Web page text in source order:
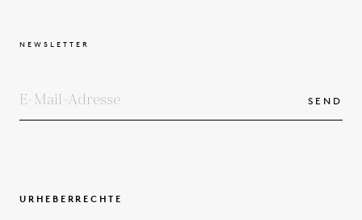
NEWSLETTER
SEND
URHEBERRECHTE